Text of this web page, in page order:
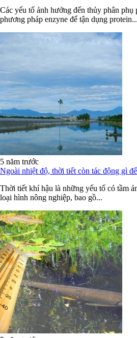
Các yếu tố ảnh hưởng đến thủy phân phụ
phương pháp enzyne để tận dụng protein...
5 năm trước
Ngoài nhiệt độ, thời tiết còn tác động gì
Thời tiết khí hậu là những yếu tố có tầm
loại hình nông nghiệp, bao gồ...